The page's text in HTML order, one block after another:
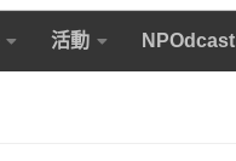
活動 NPOdcast